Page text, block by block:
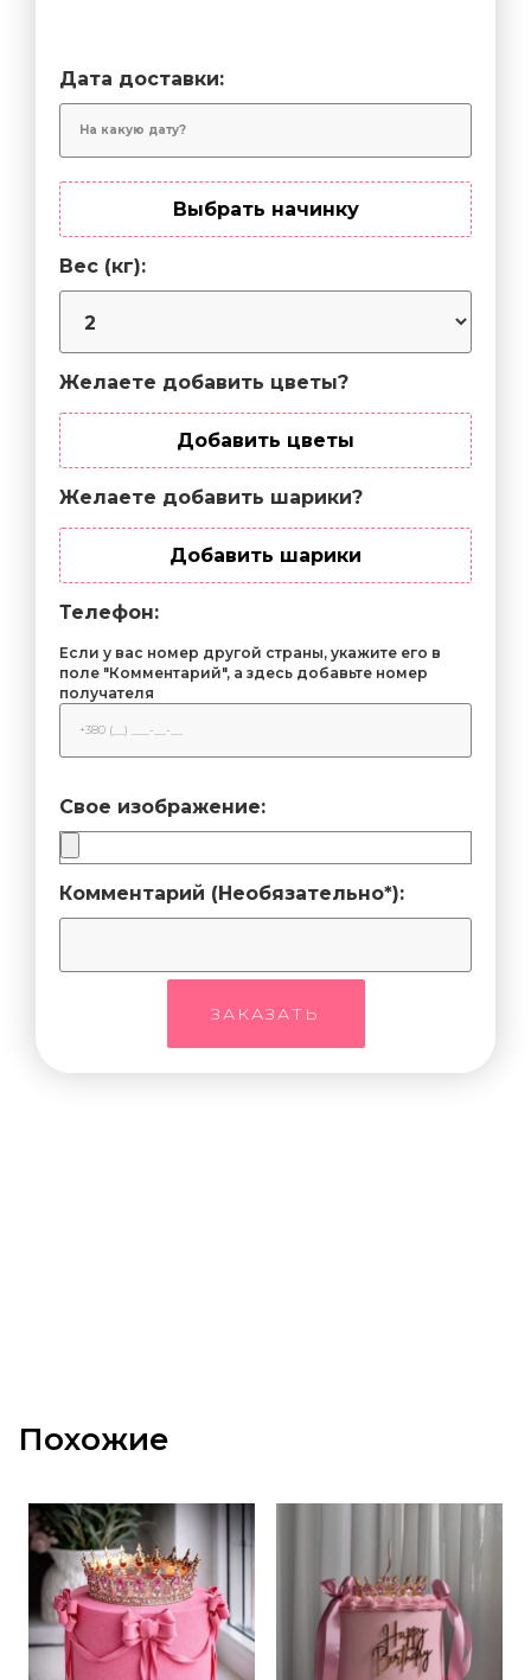
Дата доставки:
Выбрать начинку
Вес (кг):
Желаете добавить цветы?
Добавить цветы
Желаете добавить шарики?
Добавить шарики
Телефон:
Если у вас номер другой страны, укажите его в
поле "Комментарий", а здесь добавьте номер
получателя
Свое изображение:
Комментарий (Необязательно*):
Похожие